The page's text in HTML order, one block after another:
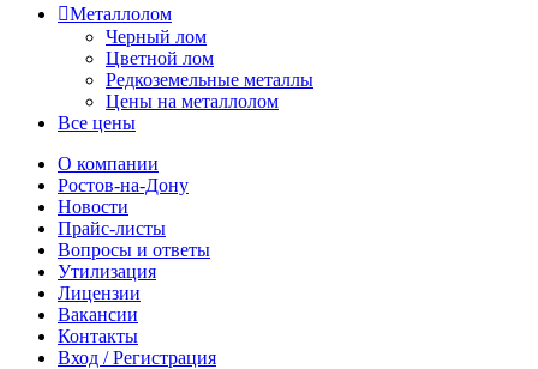
Металлолом
Черный лом
Цветной лом
Редкоземельные металлы
Цены на металлолом
Все цены
О компании
Ростов-на-Дону
Новости
Прайс-листы
Вопросы и ответы
Утилизация
Лицензии
Вакансии
Контакты
Вход / Регистрация